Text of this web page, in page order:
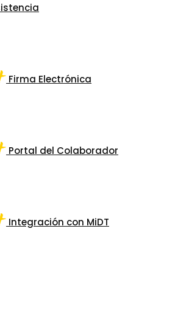
Firma Electrónica
Portal del Colaborador
Integración con MiDT